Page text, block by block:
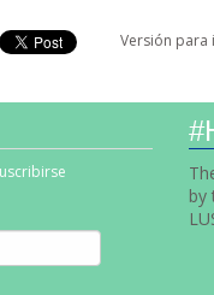
Versión para
by